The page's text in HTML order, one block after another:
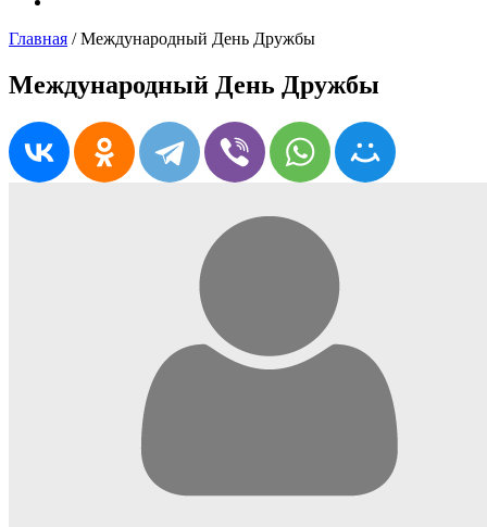
Главная /Международный День Дружбы
Международный День Дружбы